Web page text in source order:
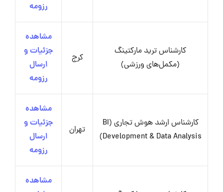
رزومه
کارشناس ترید مارکتینگ
(مکمل‌های ورزشی)
کرج
مشاهده
جزئیات و
ارسال
رزومه
کارشناس ارشد هوش تجاری (BI
Development & Data Analysis)
تهران
مشاهده
جزئیات و
ارسال
رزومه
مشاهده